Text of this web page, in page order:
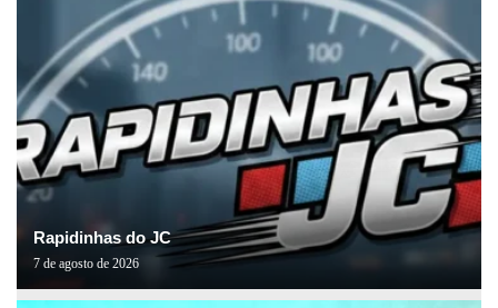
Rapidinhas do JC
7 de agosto de 2026